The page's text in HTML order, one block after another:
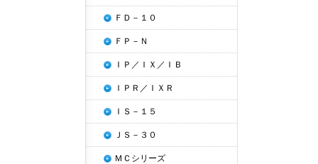
ＦＤ－１０
ＦＰ－Ｎ
ＩＰ／ＩＸ／ＩＢ
ＩＰＲ／ＩＸＲ
ＩＳ－１５
ＪＳ－３０
ＭＣシリーズ